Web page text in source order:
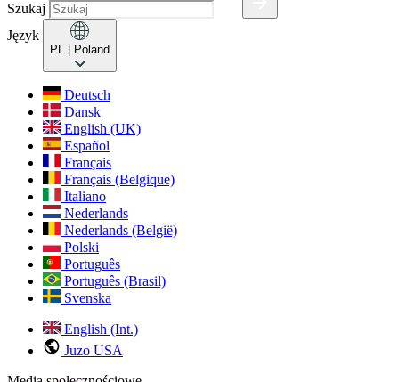
Szukaj
Język
PL | Poland
Deutsch
Dansk
English (UK)
Español
Français
Français (Belgique)
Italiano
Nederlands
Nederlands (België)
Polski
Português
Português (Brasil)
Svenska
English (Int.)
Juzo USA